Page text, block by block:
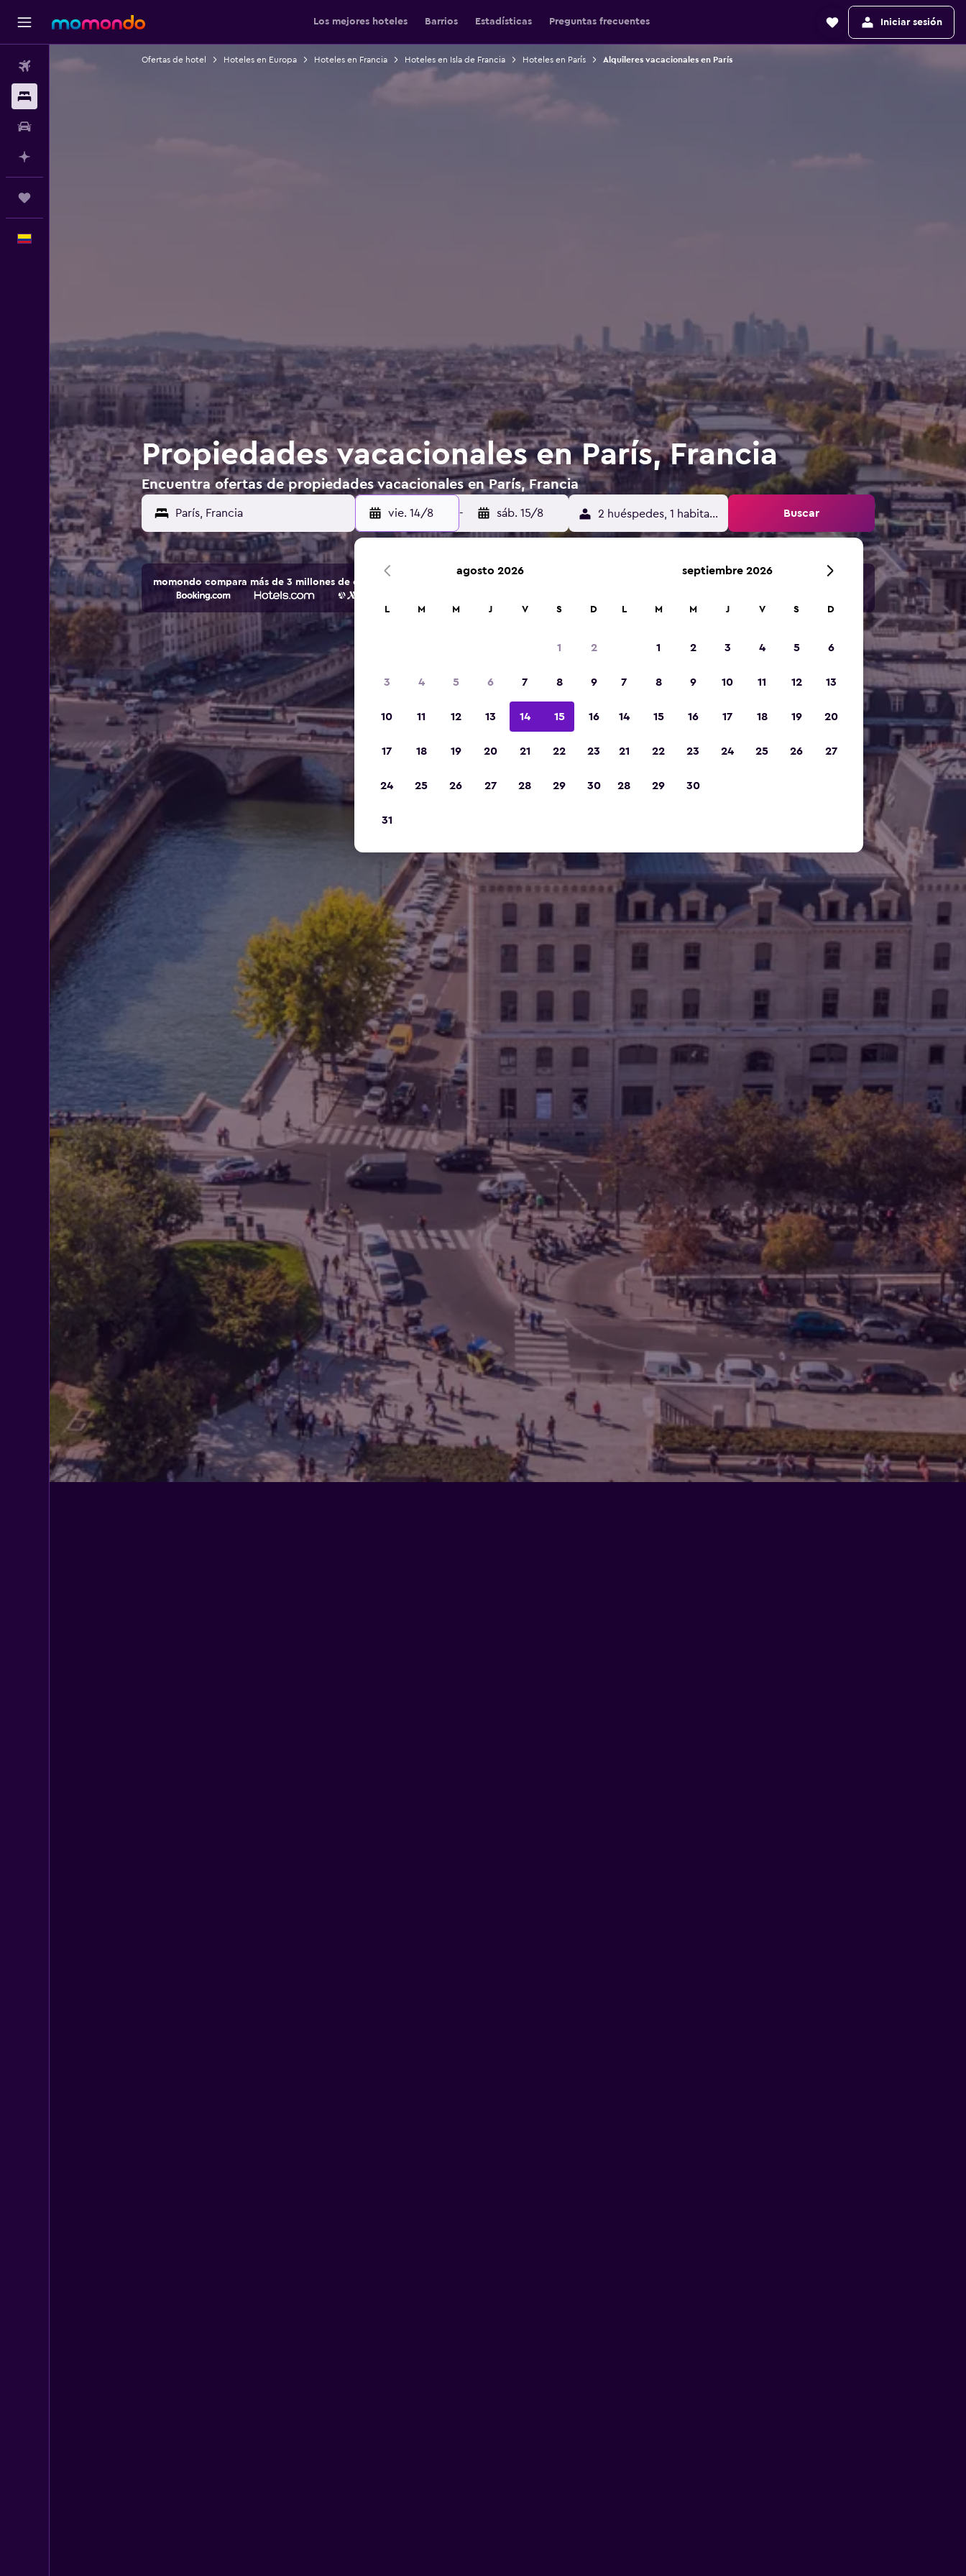
Los mejores hoteles Barrios Estadísticas Preguntas frecuentes Iniciar sesión
Ofertas de hotel Hoteles en Europa Hoteles en Francia Hoteles en Isla de Francia Hoteles en París Alquileres vacacionales en París
Propiedades vacacionales en París, Francia
Encuentra ofertas de propiedades vacacionales en París, Francia
París, Francia vie. 14/8 - sáb. 15/8 2 huéspedes, 1 habitación Buscar
momondo compara más de 3 millones de opciones de hoteles y alojamientos.
agosto 2026
L M M J V S D
1 2
3 4 5 6 7 8 9
10 11 12 13 14 15 16
17 18 19 20 21 22 23
24 25 26 27 28 29 30
31
septiembre 2026
L M M J V S D
1 2 3 4 5 6
7 8 9 10 11 12 13
14 15 16 17 18 19 20
21 22 23 24 25 26 27
28 29 30